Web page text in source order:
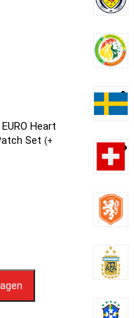
Heart
Set (+